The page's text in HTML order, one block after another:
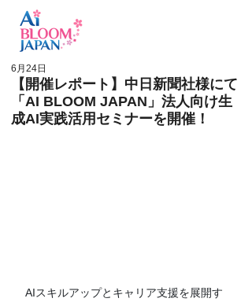
【開催レポート】中日新聞社様にて
「AI BLOOM JAPAN」法人向け生
成AI実践活用セミナーを開催！
6月24日
AIスキルアップとキャリア支援を展開す